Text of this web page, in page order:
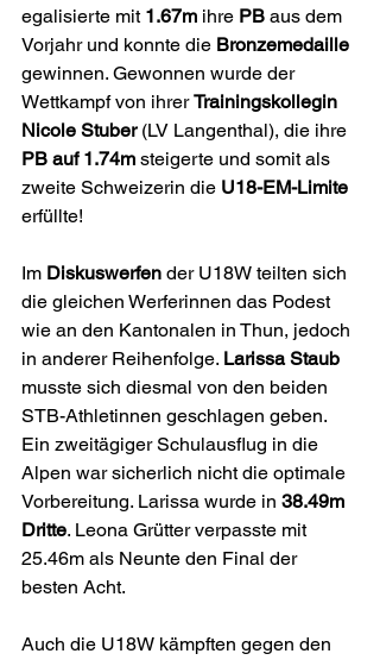
egalisierte mit 1.67m ihre PB aus dem
Vorjahr und konnte die Bronzemedaille
gewinnen. Gewonnen wurde der
Wettkampf von ihrer Trainingskollegin
Nicole Stuber (LV Langenthal), die ihre
PB auf 1.74m steigerte und somit als
zweite Schweizerin die U18-EM-Limite
erfüllte!
Im Diskuswerfen der U18W teilten sich
die gleichen Werferinnen das Podest
wie an den Kantonalen in Thun, jedoch
in anderer Reihenfolge. Larissa Staub
musste sich diesmal von den beiden
STB-Athletinnen geschlagen geben.
Ein zweitägiger Schulausflug in die
Alpen war sicherlich nicht die optimale
Vorbereitung. Larissa wurde in 38.49m
Dritte. Leona Grütter verpasste mit
25.46m als Neunte den Final der
besten Acht.
Auch die U18W kämpften gegen den